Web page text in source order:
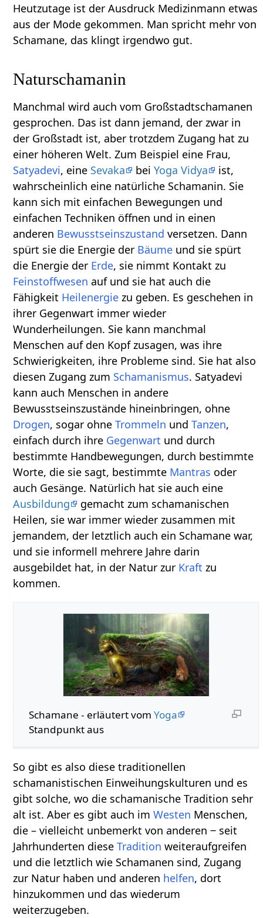
Heutzutage ist der Ausdruck Medizinmann etwas
aus der Mode gekommen. Man spricht mehr von
Schamane, das klingt irgendwo gut.
Naturschamanin
Manchmal wird auch vom Großstadtschamanen
gesprochen. Das ist dann jemand, der zwar in
der Großstadt ist, aber trotzdem Zugang hat zu
einer höheren Welt. Zum Beispiel eine Frau,
Satyadevi, eine Sevaka beiYoga Vidya
ist,
wahrscheinlich eine natürliche Schamanin. Sie
kann sich mit einfachen Bewegungen und
einfachen Techniken öffnen und in einen
anderen Bewusstseinszustand versetzen. Dann
spürt sie die Energie der Bäume und sie spürt
die Energie der Erde, sie nimmt Kontakt zu
Feinstoffwesen auf und sie hat auch die
Fähigkeit Heilenergie zu geben. Es geschehen in
ihrer Gegenwart immer wieder
Wunderheilungen. Sie kann manchmal
Menschen auf den Kopf zusagen, was ihre
Schwierigkeiten, ihre Probleme sind. Sie hat also
diesen Zugang zum Schamanismus. Satyadevi
kann auch Menschen in andere
Bewusstseinszustände hineinbringen, ohne
Drogen, sogar ohneTrommeln undTanzen,
einfach durch ihre Gegenwart und durch
bestimmte Handbewegungen, durch bestimmte
Worte, die sie sagt, bestimmte Mantras oder
auch Gesänge. Natürlich hat sie auch eine
Ausbildung
gemacht zum schamanischen
Heilen, sie war immer wieder zusammen mit
jemandem, der letztlich auch ein Schamane war,
und sie informell mehrere Jahre darin
ausgebildet hat, in der Natur zur Kraft zu
kommen.
Schamane - erläutert vom Yoga
Standpunkt aus
So gibt es also diese traditionellen
schamanistischen Einweihungskulturen und es
gibt solche, wo die schamanische Tradition sehr
alt ist. Aber es gibt auch imWesten Menschen,
die – vielleicht unbemerkt von anderen ‒ seit
Jahrhunderten dieseTradition weiteraufgreifen
und die letztlich wie Schamanen sind, Zugang
zur Natur haben und anderen helfen, dort
hinzukommen und das wiederum
weiterzugeben.